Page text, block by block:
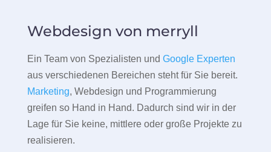
Webdesign von merryll
Ein Team von Spezialisten und Google Experten
aus verschiedenen Bereichen steht für Sie bereit.
Marketing, Webdesign und Programmierung
greifen so Hand in Hand. Dadurch sind wir in der
Lage für Sie keine, mittlere oder große Projekte zu
realisieren.